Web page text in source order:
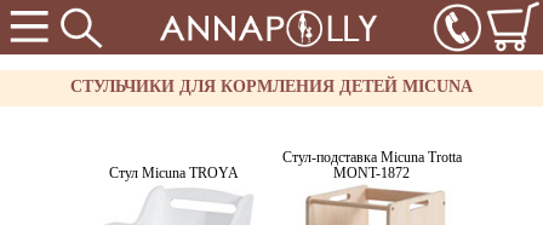
СТУЛЬЧИКИ ДЛЯ КОРМЛЕНИЯ ДЕТЕЙ MICUNA
Стул Micuna TROYA
Стул-подставка Micuna Trotta
MONT-1872